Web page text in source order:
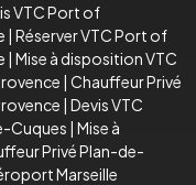
VTC Port of
| Réserver VTC Port of
| Mise à disposition VTC
| Chauffeur Privé
| Devis VTC
Cuques | Mise à
Privé Plan-de-
Marseille